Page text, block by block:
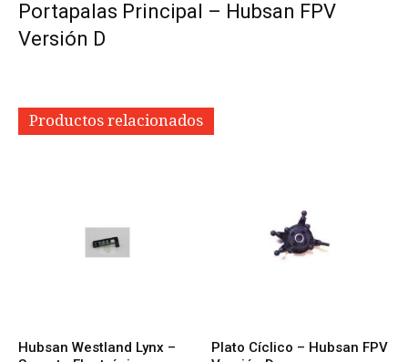
Portapalas Principal – Hubsan FPV
Versión D
Productos relacionados
Hubsan Westland Lynx –
Plato Cíclico – Hubsan FPV